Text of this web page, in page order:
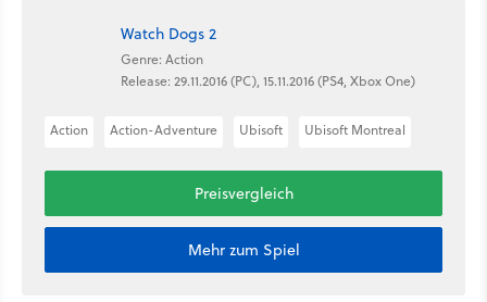
Watch Dogs 2
Genre: Action
Release: 29.11.2016 (PC), 15.11.2016 (PS4, Xbox One)
Action Action-Adventure Ubisoft Ubisoft Montreal
Preisvergleich
Mehr zum Spiel